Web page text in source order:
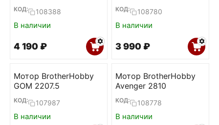
КОД: 108388
В наличии
4 190 ₽
КОД: 108780
В наличии
3 990 ₽
Мотор BrotherHobby
GOM 2207.5
КОД: 107987
В наличии
Мотор BrotherHobby
Avenger 2810
КОД: 108778
В наличии